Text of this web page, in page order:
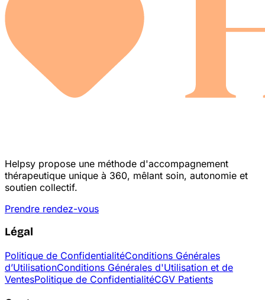
Helpsy propose une méthode d'accompagnement
thérapeutique unique à 360, mêlant soin, autonomie et
soutien collectif.
Prendre rendez-vous
Légal
Politique de ConfidentialitéConditions Générales
d’UtilisationConditions Générales d'Utilisation et de
VentesPolitique de ConfidentialitéCGV Patients